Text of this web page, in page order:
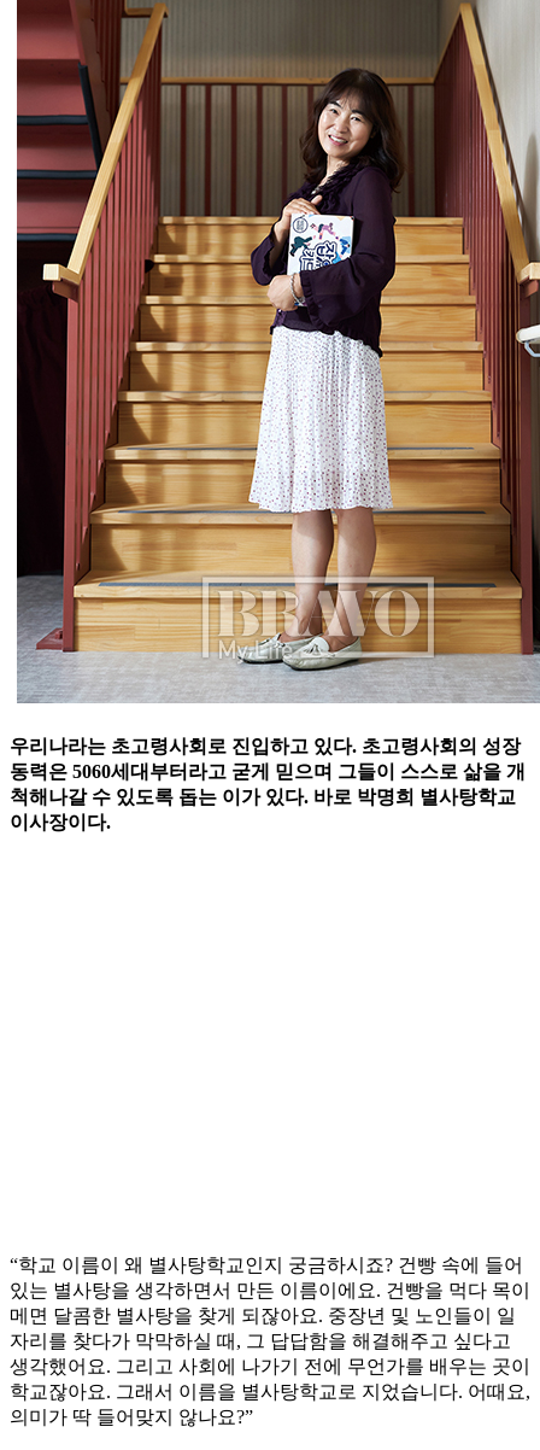
우리나라는 초고령사회로 진입하고 있다. 초고령사회의 성장
동력은 5060세대부터라고 굳게 믿으며 그들이 스스로 삶을 개
척해나갈 수 있도록 돕는 이가 있다. 바로 박명희 별사탕학교
이사장이다.
“학교 이름이 왜 별사탕학교인지 궁금하시죠? 건빵 속에 들어
있는 별사탕을 생각하면서 만든 이름이에요. 건빵을 먹다 목이
메면 달콤한 별사탕을 찾게 되잖아요. 중장년 및 노인들이 일
자리를 찾다가 막막하실 때, 그 답답함을 해결해주고 싶다고
생각했어요. 그리고 사회에 나가기 전에 무언가를 배우는 곳이
학교잖아요. 그래서 이름을 별사탕학교로 지었습니다. 어때요,
의미가 딱 들어맞지 않나요?”